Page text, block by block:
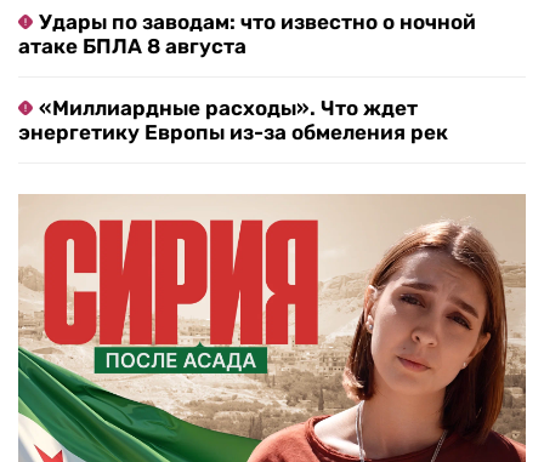
Удары по заводам: что известно о ночной
атаке БПЛА 8 августа
«Миллиардные расходы». Что ждет
энергетику Европы из-за обмеления рек